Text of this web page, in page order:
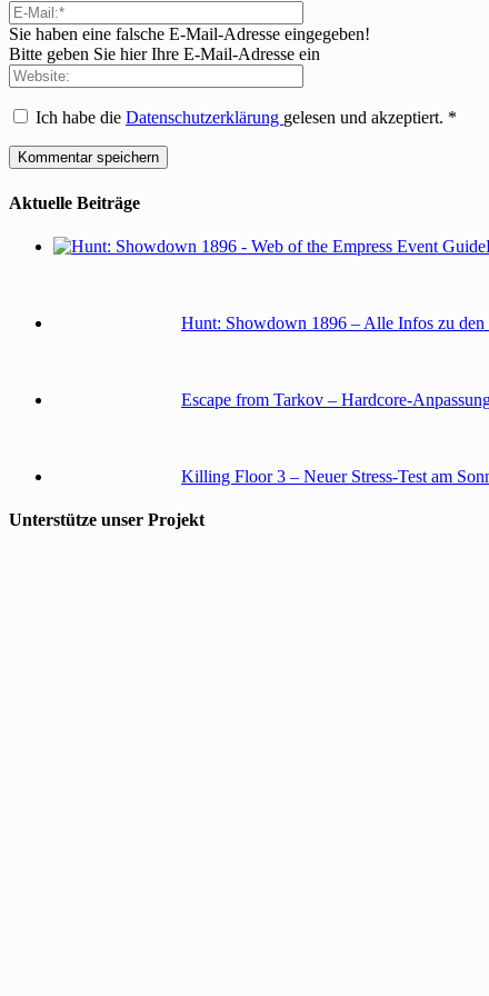
Sie haben eine falsche E-Mail-Adresse eingegeben!
Bitte geben Sie hier Ihre E-Mail-Adresse ein
Ich habe die Datenschutzerklärung gelesen und akzeptiert. *
Aktuelle Beiträge
Hunt: Showdown 1896 – Alle Infos zu
Escape from Tarkov – Hardcore-
Killing Floor 3 – Neuer Stress-Test am
Unterstütze unser Projekt